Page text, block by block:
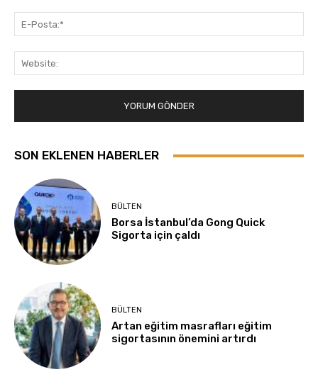
SON EKLENEN HABERLER
BÜLTEN
Borsa İstanbul’da Gong Quick
Sigorta için çaldı
BÜLTEN
Artan eğitim masrafları eğitim
sigortasının önemini artırdı